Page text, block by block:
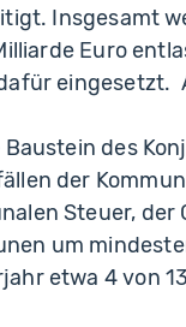
Insgesamt
Euro
des
der
Steuer, der
um
etwa 4 von